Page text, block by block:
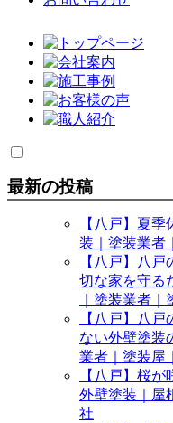
最新の投稿
【八戸】夏
装｜塗装業者
【八戸】八
切な家を守る
｜塗装業者
【八戸】八
ない外壁塗
業者｜塗装屋
【八戸】桜
外壁塗装｜屋
社